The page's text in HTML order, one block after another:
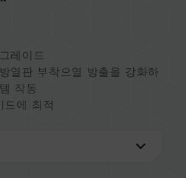
레이드
열판 부착으열 방출을 강화하
작동
드에 최적
천